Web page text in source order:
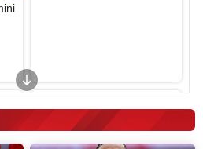
D2-001 - Thông Minh
3.000.000
2.200.000đ